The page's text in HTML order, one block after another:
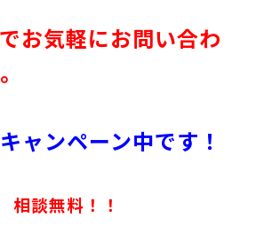
お気軽にお問い合わ
ャンペーン中です！
談無料！！